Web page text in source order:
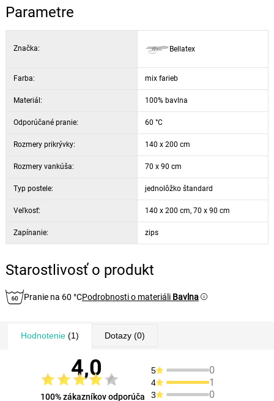
Parametre
Značka: Bellatex
Farba: mix farieb
Materiál: 100% bavlna
Odporúčané pranie: 60 °C
Rozmery prikrývky: 140 x 200 cm
Rozmery vankúša: 70 x 90 cm
Typ postele: jednolôžko štandard
Veľkosť: 140 x 200 cm, 70 x 90 cm
Zapínanie: zips
Starostlivosť o produkt
Pranie na 60 °CPodrobnosti o materiáli Bavlna
Hodnotenie(1) Dotazy(0)
4,0
100% zákazníkov odporúča
5 0
4 1
3
0